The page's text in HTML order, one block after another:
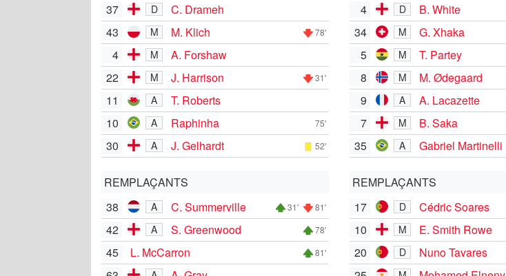
37 D
C. Drameh
43
M M. Klich 78'
4 M
A. Forshaw
22
M J. Harrison 31'
11 A
T. Roberts
10
A Raphinha 75'
30 A J. Gelhardt 52'
REMPLAÇANTS
38
A C. Summerville 31' 81'
42 A S. Greenwood 78'
45 L. McCarron 81'
4
D
B. White
34
M G. Xhaka
5 M
T. Partey
8
M M. Ødegaard
9 A
A. Lacazette
7
M B. Saka
35 A Gabriel Martinelli
REMPLAÇANTS
17
D Cédric Soares
10 M E. Smith Rowe
20 D Nuno Tavares